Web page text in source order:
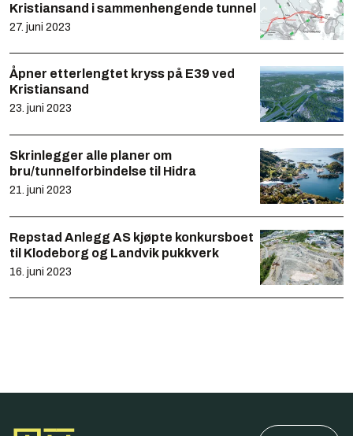
Kristiansand i sammenhengende tunnel
27. juni 2023
Åpner etterlengtet kryss på E39 ved
Kristiansand
23. juni 2023
Skrinlegger alle planer om
bru/tunnelforbindelse til Hidra
21. juni 2023
Repstad Anlegg AS kjøpte konkursboet
til Klodeborg og Landvik pukkverk
16. juni 2023